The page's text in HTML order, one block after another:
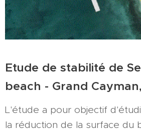
Etude de stabilité de
beach - Grand
L'étude a pour objectif
la réduction de la surface du